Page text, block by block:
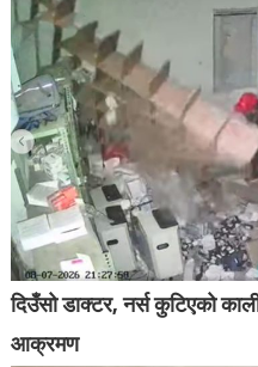
दिउँसो डाक्टर, नर्स कुटिएको
आक्रमण